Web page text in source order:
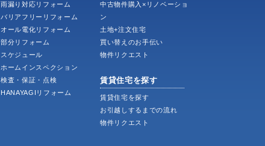
雨漏り対応リフォーム
バリアフリーリフォーム
オール電化リフォーム
部分リフォーム
スケジュール
ホームインスペクション
検査・保証・点検
HANAYAGIリフォーム
中古物件購入×リノベーショ
ン
土地+注文住宅
買い替えのお手伝い
物件リクエスト
賃貸住宅を探す
賃貸住宅を探す
お引越しするまでの流れ
物件リクエスト